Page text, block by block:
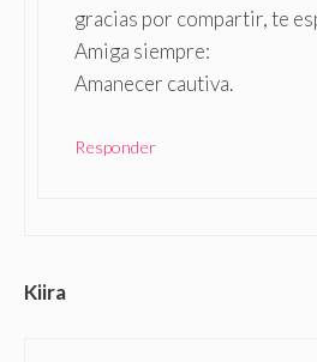
gracias por compartir, te
Amiga siempre:
Amanecer cautiva.
Responder
Kiira